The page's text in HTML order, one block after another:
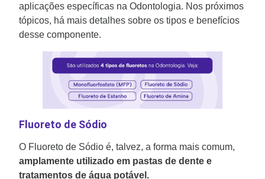
aplicações específicas na Odontologia. Nos próximos
tópicos, há mais detalhes sobre os tipos e benefícios
desse componente.
Fluoreto de Sódio
O Fluoreto de Sódio é, talvez, a forma mais comum,
amplamente utilizado em pastas de dente e
tratamentos de água potável.